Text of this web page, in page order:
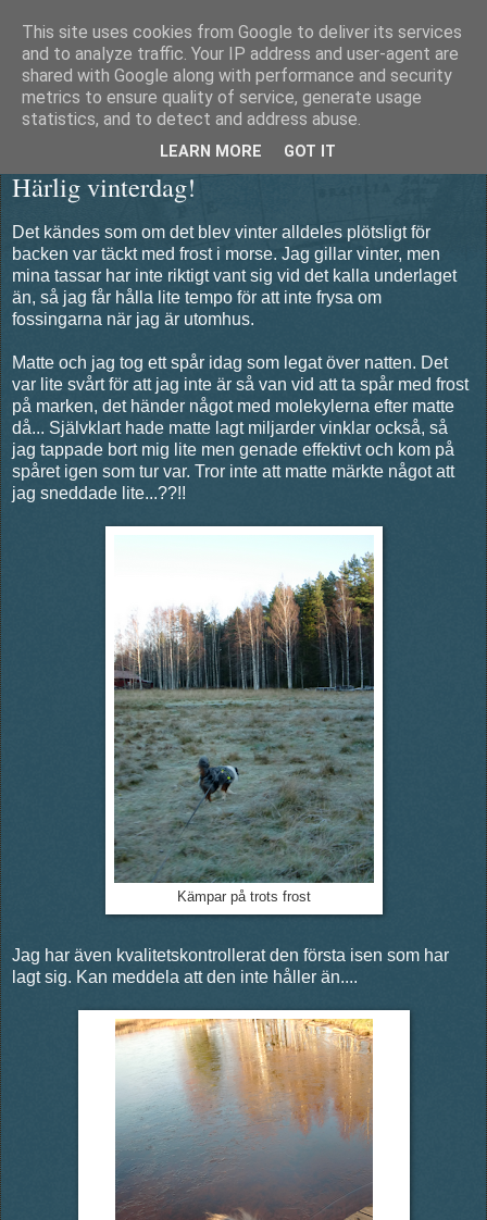
Äventyrshunden Diesel
Härlig vinterdag!
Det kändes som om det blev vinter alldeles plötsligt för
backen var täckt med frost i morse. Jag gillar vinter, men
mina tassar har inte riktigt vant sig vid det kalla underlaget
än, så jag får hålla lite tempo för att inte frysa om
fossingarna när jag är utomhus.
Matte och jag tog ett spår idag som legat över natten. Det
var lite svårt för att jag inte är så van vid att ta spår med frost
på marken, det händer något med molekylerna efter matte
då... Självklart hade matte lagt miljarder vinklar också, så
jag tappade bort mig lite men genade effektivt och kom på
spåret igen som tur var. Tror inte att matte märkte något att
jag sneddade lite...??!!
Kämpar på trots frost
Jag har även kvalitetskontrollerat den första isen som har
lagt sig. Kan meddela att den inte håller än....
This site uses cookies from Google to deliver its services
and to analyze traffic. Your IP address and user-agent are
shared with Google along with performance and security
metrics to ensure quality of service, generate usage
statistics, and to detect and address abuse.
LEARN MORE GOT IT